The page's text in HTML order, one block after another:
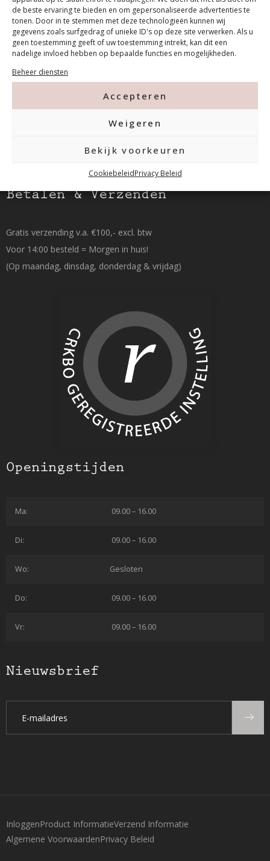
de beste ervaring te bieden en om gepersonaliseerde advertenties te
tonen. Door in te stemmen met deze technologieën kunnen wij
gegevens zoals surfgedrag of unieke ID's op deze site verwerken. Als u
geen toestemming geeft of uw toestemming intrekt, kan dit een
nadelige invloed hebben op bepaalde functies en mogelijkheden.
Beheer diensten
Accepteren
Weigeren
Bekijk voorkeuren
CookiebeleidPrivacy Beleid
Tanthofdreef 7 2623 EW Delft
015-2120822
Betalen & Verzenden
Gratis verzending v.a. €100,- excl. btw
Voor 14:00 besteld = Morgen in huis!
(Op maandag, dinsdag, donderdag & vrijdag)
Openingstijden
Ma: 09.00 – 16.00
Di: 09.00 – 16.00
Wo: Gesloten
Do: 09.00 – 16.00
Vr: 09.00 – 16.00
Nieuwsbrief
InloggenProduct InformatieVerzend Informatie
Algemene VoorwaardenPrivacy Beleid